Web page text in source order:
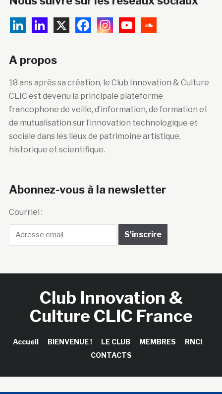
A propos
18 ans après sa création, le Club Innovation & Culture
CLIC est devenu la principale plateforme
francophone de veille, d’information, de formation et
de mutualisation sur l’innovation technologique et
sociale dans les lieux de patrimoine artistique,
historique et scientifique.
Abonnez-vous à la newsletter
Courriel :
Club Innovation &
Culture CLIC France
Accueil BIENVENUE ! LE CLUB MEMBRES
RNCI
CONTACTS